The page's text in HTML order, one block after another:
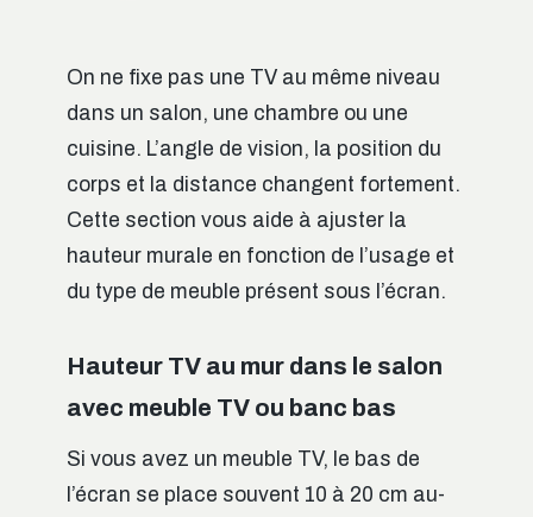
On ne fixe pas une TV au même niveau
dans un salon, une chambre ou une
cuisine. L’angle de vision, la position du
corps et la distance changent fortement.
Cette section vous aide à ajuster la
hauteur murale en fonction de l’usage et
du type de meuble présent sous l’écran.
Hauteur TV au mur dans le salon
avec meuble TV ou banc bas
Si vous avez un meuble TV, le bas de
l’écran se place souvent 10 à 20 cm au-